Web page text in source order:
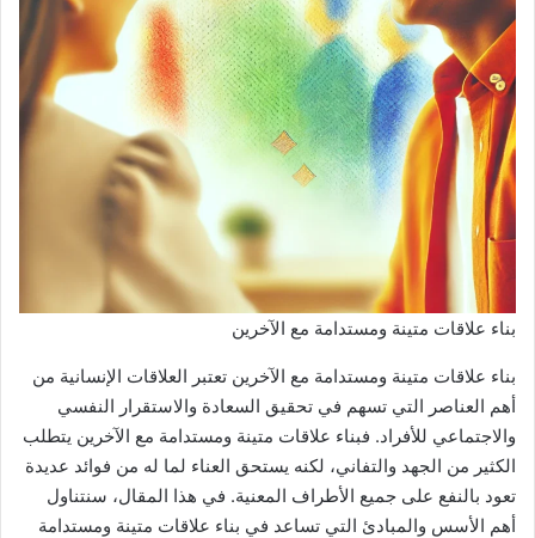
بناء علاقات متينة ومستدامة مع الآخرين
بناء علاقات متينة ومستدامة مع الآخرين تعتبر العلاقات الإنسانية من
أهم العناصر التي تسهم في تحقيق السعادة والاستقرار النفسي
والاجتماعي للأفراد. فبناء علاقات متينة ومستدامة مع الآخرين يتطلب
الكثير من الجهد والتفاني، لكنه يستحق العناء لما له من فوائد عديدة
تعود بالنفع على جميع الأطراف المعنية. في هذا المقال، سنتناول
أهم الأسس والمبادئ التي تساعد في بناء علاقات متينة ومستدامة